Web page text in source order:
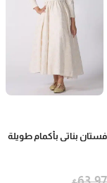
فستان بناتي بأكمام طويلة